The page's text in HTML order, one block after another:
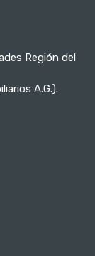
Región del
A.G.).